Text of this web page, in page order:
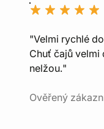
"Velmi rychlé
Chuť čajů velmi
nelžou."
Ověřený